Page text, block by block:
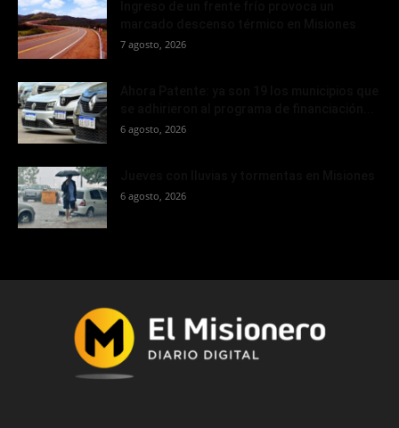
7 agosto, 2026
6 agosto, 2026
6 agosto, 2026